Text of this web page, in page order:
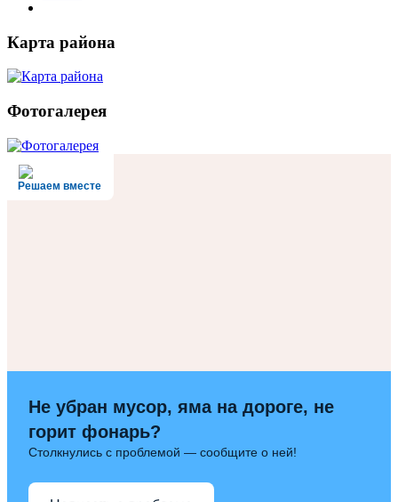
Карта района
Фотогалерея
Решаем вместе
Не убран мусор, яма на дороге, не
горит фонарь?
Столкнулись с проблемой — сообщите о ней!